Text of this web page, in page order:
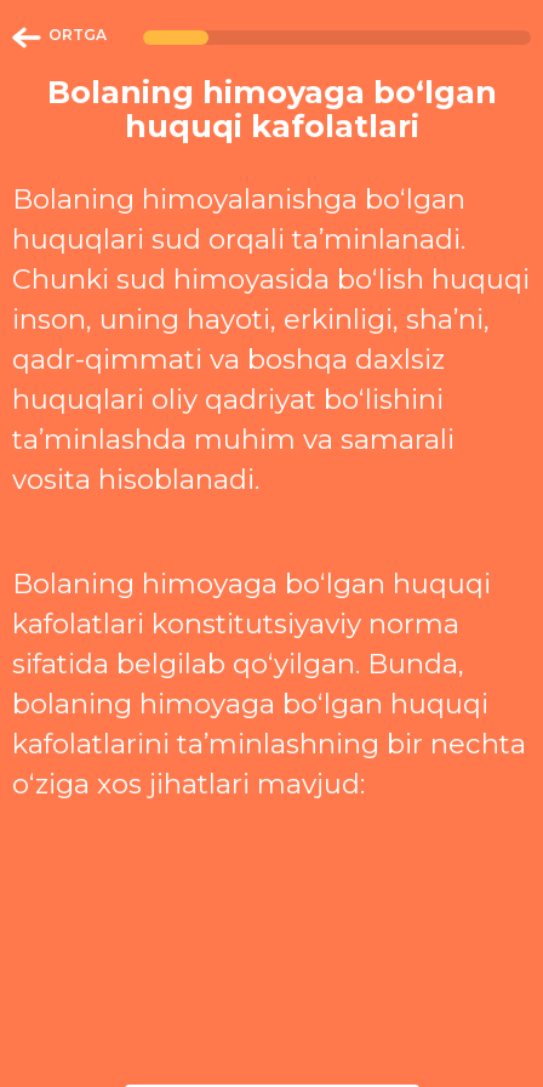
ORTGA
Bolaning himoyaga boʻlgan
huquqi kafolatlari
Bolaning himoyalanishga boʻlgan
huquqlari sud orqali taʼminlanadi.
Chunki sud himoyasida boʻlish huquqi
inson, uning hayoti, erkinligi, shaʼni,
qadr-qimmati va boshqa daxlsiz
huquqlari oliy qadriyat boʻlishini
taʼminlashda muhim va samarali
vosita hisoblanadi.
Bolaning himoyaga boʻlgan huquqi
kafolatlari konstitutsiyaviy norma
sifatida belgilab qoʻyilgan. Bunda,
bolaning himoyaga boʻlgan huquqi
kafolatlarini taʼminlashning bir nechta
oʻziga xos jihatlari mavjud: